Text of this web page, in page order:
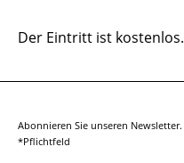
Der Eintritt ist kostenlos.
Abonnieren Sie unseren Newsletter.
*Pflichtfeld